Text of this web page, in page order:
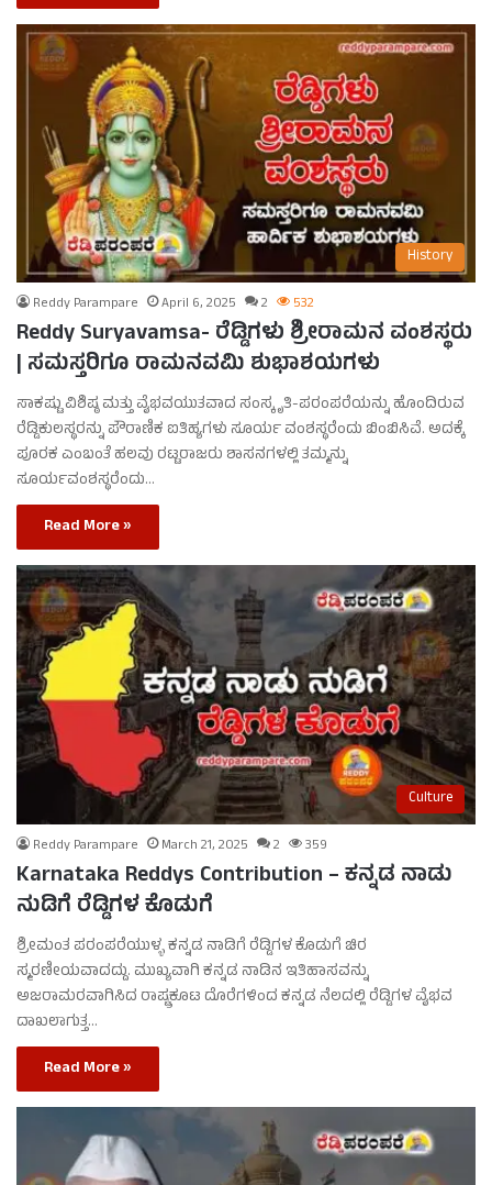
History
Reddy Parampare April 6, 2025 2 532
Reddy Suryavamsa- ರೆಡ್ಡಿಗಳು ಶ್ರೀರಾಮನ ವಂಶಸ್ಥರು
| ಸಮಸ್ತರಿಗೂ ರಾಮನವಮಿ ಶುಭಾಶಯಗಳು
ಸಾಕಷ್ಟು ವಿಶಿಷ್ಠ ಮತ್ತು ವೈಭವಯುತವಾದ ಸಂಸ್ಕೃತಿ-ಪರಂಪರೆಯನ್ನು ಹೊಂದಿರುವ
ರೆಡ್ಡಿಕುಲಸ್ಥರನ್ನು ಪೌರಾಣಿಕ ಐತಿಹ್ಯಗಳು ಸೂರ್ಯ ವಂಶಸ್ಥರೆಂದು ಬಿಂಬಿಸಿವೆ. ಅದಕ್ಕೆ
ಪೂರಕ ಎಂಬಂತೆ ಹಲವು ರಟ್ಟರಾಜರು ಶಾಸನಗಳಲ್ಲಿ ತಮ್ಮನ್ನು
ಸೂರ್ಯವಂಶಸ್ಥರೆಂದು…
Read More »
Culture
Reddy Parampare March 21, 2025 2 359
Karnataka Reddys Contribution – ಕನ್ನಡ ನಾಡು
ನುಡಿಗೆ ರೆಡ್ಡಿಗಳ ಕೊಡುಗೆ
ಶ್ರೀಮಂತ ಪರಂಪರೆಯುಳ್ಳ ಕನ್ನಡ ನಾಡಿಗೆ ರೆಡ್ಡಿಗಳ ಕೊಡುಗೆ ಚಿರ
ಸ್ಮರಣೀಯವಾದದ್ದು. ಮುಖ್ಯವಾಗಿ ಕನ್ನಡ ನಾಡಿನ ಇತಿಹಾಸವನ್ನು
ಅಜರಾಮರವಾಗಿಸಿದ ರಾಷ್ಟ್ರಕೂಟ ದೊರೆಗಳಿಂದ ಕನ್ನಡ ನೆಲದಲ್ಲಿ ರೆಡ್ಡಿಗಳ ವೈಭವ
ದಾಖಲಾಗುತ್ತ…
Read More »